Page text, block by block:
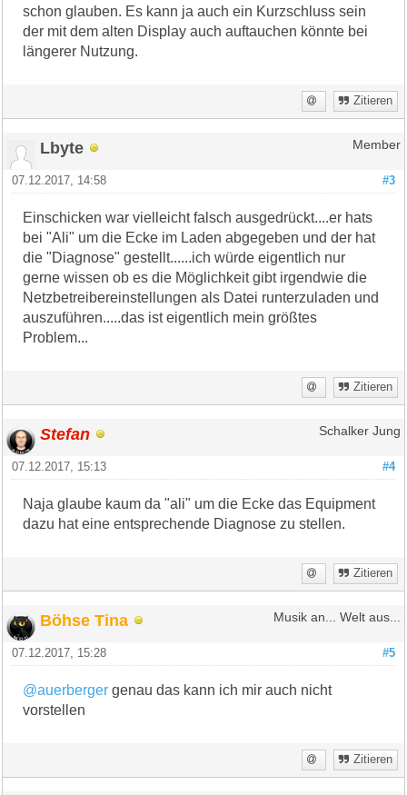
schon glauben. Es kann ja auch ein Kurzschluss sein
der mit dem alten Display auch auftauchen könnte bei
längerer Nutzung.
Zitieren
Lbyte Member
#3
07.12.2017, 14:58
Einschicken war vielleicht falsch ausgedrückt....er hats
bei "Ali" um die Ecke im Laden abgegeben und der hat
die "Diagnose" gestellt......ich würde eigentlich nur
gerne wissen ob es die Möglichkeit gibt irgendwie die
Netzbetreibereinstellungen als Datei runterzuladen und
auszuführen.....das ist eigentlich mein größtes
Problem...
Zitieren
Stefan Schalker Jung
#4
07.12.2017, 15:13
Naja glaube kaum da "ali" um die Ecke das Equipment
dazu hat eine entsprechende Diagnose zu stellen.
Zitieren
Böhse Tina Musik an... Welt aus...
#5
07.12.2017, 15:28
@auerberger genau das kann ich mir auch nicht
vorstellen
Zitieren